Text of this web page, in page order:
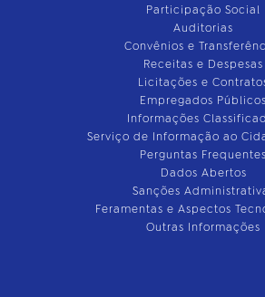
Participação Social
Auditorias
Convênios e
Receitas e Despesas
Licitações e
Empregados Públicos
Informações
Serviço de Informação ao
Perguntas Frequentes
Dados Abertos
Sanções
Feramentas e Aspectos
Outras Informações